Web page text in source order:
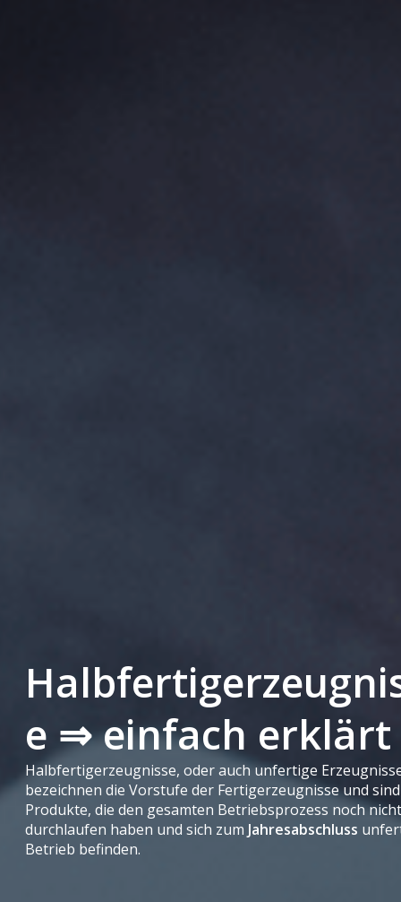
e ⇒ einfach erklärt
Halbfertigerzeugnisse, oder auch unfertige
bezeichnen die Vorstufe der Fertigerzeugnisse und
Produkte, die den gesamten Betriebsprozess noch
durchlaufen haben und sich zum Jahresabschluss
Betrieb befinden.